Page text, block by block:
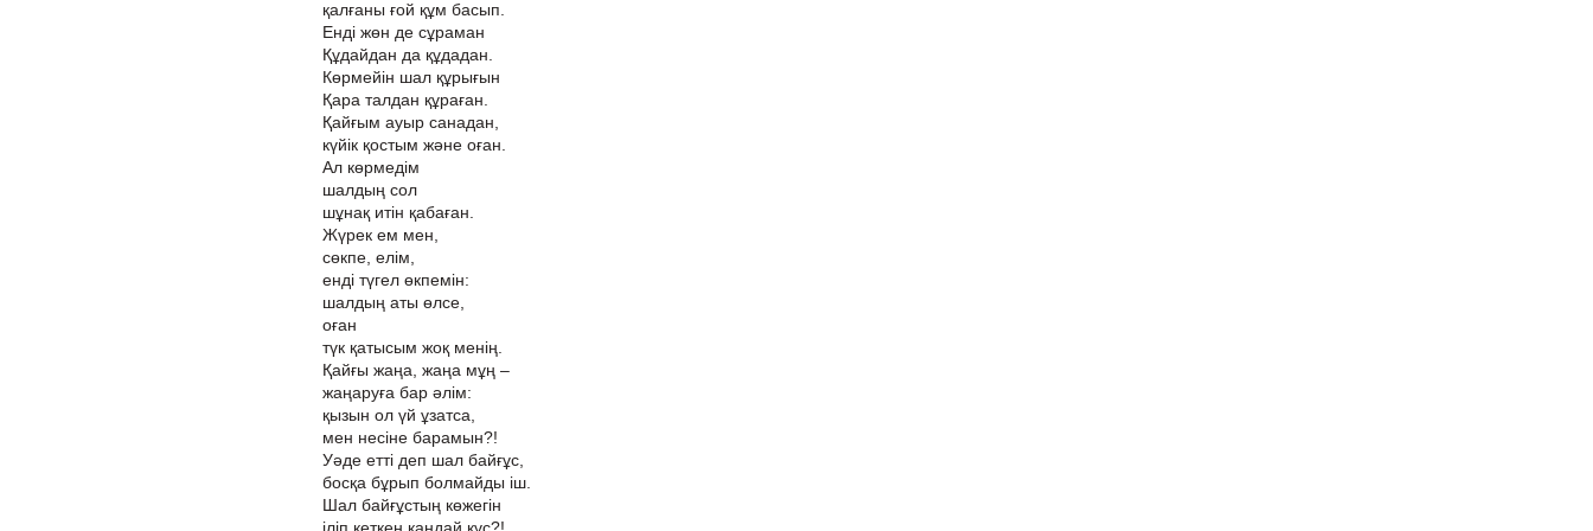
қалғаны ғой құм басып.
Енді жөн де сұраман
Құдайдан да құдадан.
Көрмейін шал құрығын
Қара талдан құраған.
Қайғым ауыр санадан,
күйік қостым және оған.
Ал көрмедім
шалдың сол
шұнақ итін қабаған.
Жүрек ем мен,
сөкпе, елім,
енді түгел өкпемін:
шалдың аты өлсе,
оған
түк қатысым жоқ менің.
Қайғы жаңа, жаңа мұң –
жаңаруға бар әлім:
қызын ол үй ұзатса,
мен несіне барамын?!
Уәде етті деп шал байғұс,
босқа бұрып болмайды іш.
Шал байғұстың көжегін